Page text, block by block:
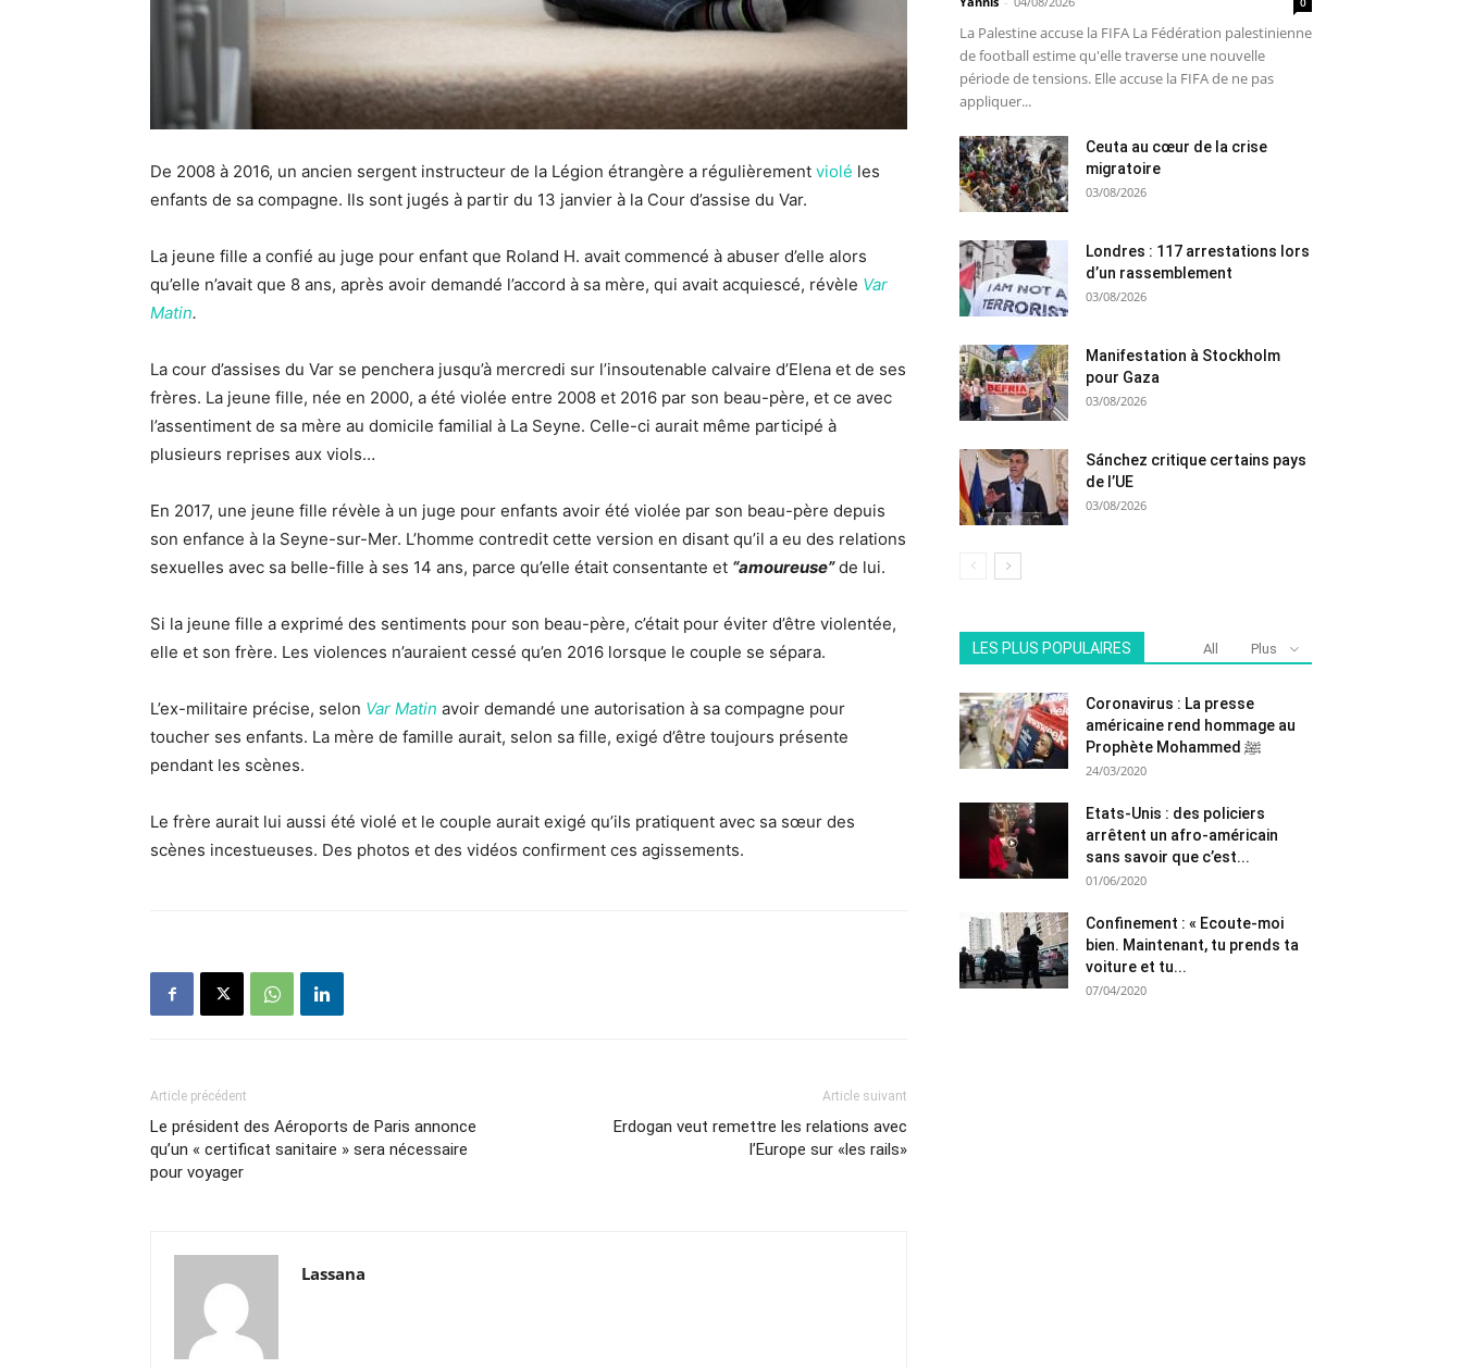
De 2008 à 2016, un ancien sergent instructeur de la Légion étrangère a régulièrement violé les
enfants de sa compagne. Ils sont jugés à partir du 13 janvier à la Cour d’assise du Var.
La jeune fille a confié au juge pour enfant que Roland H. avait commencé à abuser d’elle alors
qu’elle n’avait que 8 ans, après avoir demandé l’accord à sa mère, qui avait acquiescé, révèle Var
Matin.
La cour d’assises du Var se penchera jusqu’à mercredi sur l’insoutenable calvaire d’Elena et de ses
frères. La jeune fille, née en 2000, a été violée entre 2008 et 2016 par son beau-père, et ce avec
l’assentiment de sa mère au domicile familial à La Seyne. Celle-ci aurait même participé à
plusieurs reprises aux viols…
En 2017, une jeune fille révèle à un juge pour enfants avoir été violée par son beau-père depuis
son enfance à la Seyne-sur-Mer. L’homme contredit cette version en disant qu’il a eu des relations
sexuelles avec sa belle-fille à ses 14 ans, parce qu’elle était consentante et “amoureuse” de lui.
Si la jeune fille a exprimé des sentiments pour son beau-père, c’était pour éviter d’être violentée,
elle et son frère. Les violences n’auraient cessé qu’en 2016 lorsque le couple se sépara.
L’ex-militaire précise, selon Var Matin avoir demandé une autorisation à sa compagne pour
toucher ses enfants. La mère de famille aurait, selon sa fille, exigé d’être toujours présente
pendant les scènes.
Le frère aurait lui aussi été violé et le couple aurait exigé qu’ils pratiquent avec sa sœur des
scènes incestueuses. Des photos et des vidéos confirment ces agissements.
Article précédent
Le président des Aéroports de Paris annonce
qu’un « certificat sanitaire » sera nécessaire
pour voyager
Article suivant
Erdogan veut remettre les relations avec
l’Europe sur «les rails»
Lassana
La Palestine accuse la FIFA La Fédération palestinienne
de football estime qu'elle traverse une nouvelle
période de tensions. Elle accuse la FIFA de ne pas
appliquer...
Ceuta au cœur de la crise
migratoire
03/08/2026
Londres : 117 arrestations lors
d’un rassemblement
03/08/2026
Manifestation à Stockholm
pour Gaza
03/08/2026
Sánchez critique certains pays
de l’UE
03/08/2026
LES PLUS POPULAIRES All Plus
Coronavirus : La presse
américaine rend hommage au
Prophète Mohammed ﷺ
24/03/2020
Etats-Unis : des policiers
arrêtent un afro-américain
sans savoir que c’est...
01/06/2020
Confinement : « Ecoute-moi
bien. Maintenant, tu prends ta
voiture et tu...
07/04/2020